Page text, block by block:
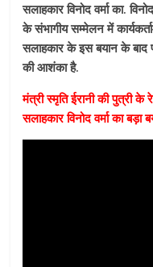
सलाहकार विनोद वर्मा का.
के संभागीय सम्मेलन में
सलाहकार के इस बयान के बाद
की आशंका है.
मंत्री स्मृति ईरानी की पुत्री
सलाहकार विनोद वर्मा का बड़ा